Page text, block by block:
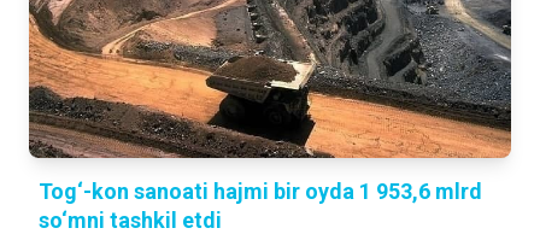
Tog‘-kon sanoati hajmi bir oyda 1 953,6 mlrd
so‘mni tashkil etdi